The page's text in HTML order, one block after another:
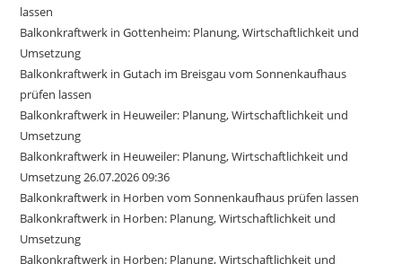
lassen
Balkonkraftwerk in Gottenheim: Planung, Wirtschaftlichkeit und
Umsetzung
Balkonkraftwerk in Gutach im Breisgau vom Sonnenkaufhaus
prüfen lassen
Balkonkraftwerk in Heuweiler: Planung, Wirtschaftlichkeit und
Umsetzung
Balkonkraftwerk in Heuweiler: Planung, Wirtschaftlichkeit und
Umsetzung 26.07.2026 09:36
Balkonkraftwerk in Horben vom Sonnenkaufhaus prüfen lassen
Balkonkraftwerk in Horben: Planung, Wirtschaftlichkeit und
Umsetzung
Balkonkraftwerk in Horben: Planung, Wirtschaftlichkeit und